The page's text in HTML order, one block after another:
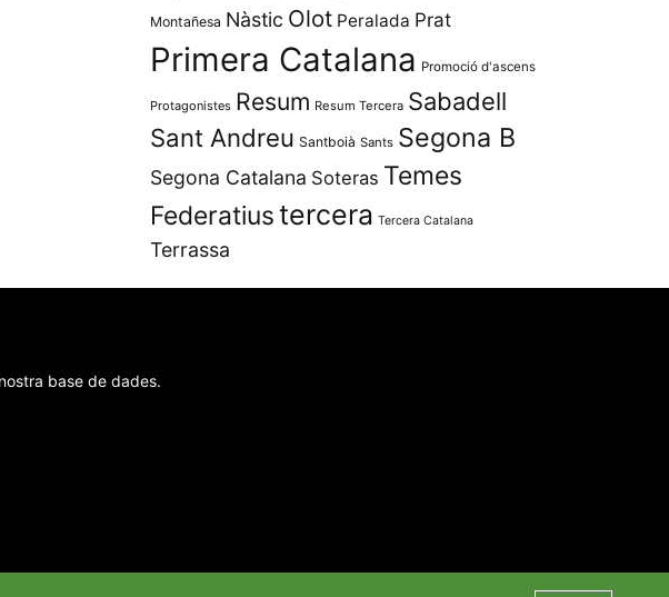
Montañesa Nàstic Olot Peralada Prat
Primera Catalana Promoció d'ascens
Protagonistes Resum Resum Tercera Sabadell
Sant Andreu Santboià Sants Segona B
Segona Catalana Soteras Temes
Federatiustercera Tercera Catalana
Terrassa
base de dades.